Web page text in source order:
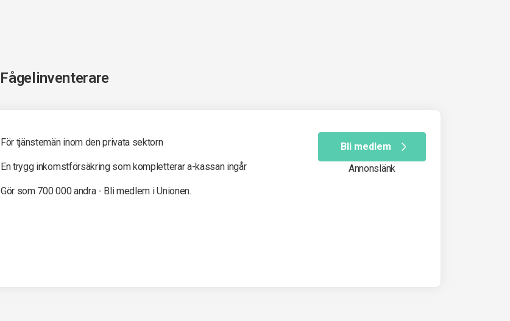
Fågelinventerare
För tjänstemän inom den privata sektorn
En trygg inkomst­försäkring som kompletterar a-kassan ingår
Gör som 700 000 andra - Bli medlem i Unionen.
Bli medlem
Annonslänk